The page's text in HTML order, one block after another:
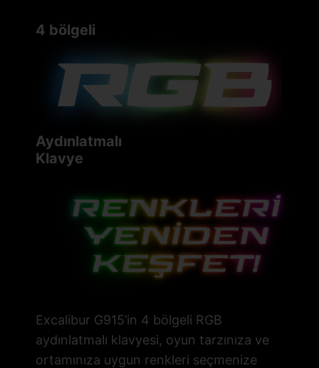
4 bölgeli
Aydınlatmalı
Klavye
Excalibur G915’in 4 bölgeli RGB
aydınlatmalı klavyesi, oyun tarzınıza ve
ortamınıza uygun renkleri seçmenize